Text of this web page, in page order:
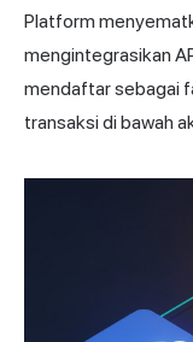
Platform
mengintegrasikan
mendaftar sebagai
transaksi di bawah